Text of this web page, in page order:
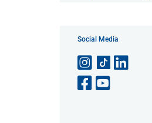
Social Media